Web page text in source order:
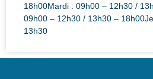
18h00Mardi : 09h00 – 12h30 /
09h00 – 12h30 / 13h30 –
13h30